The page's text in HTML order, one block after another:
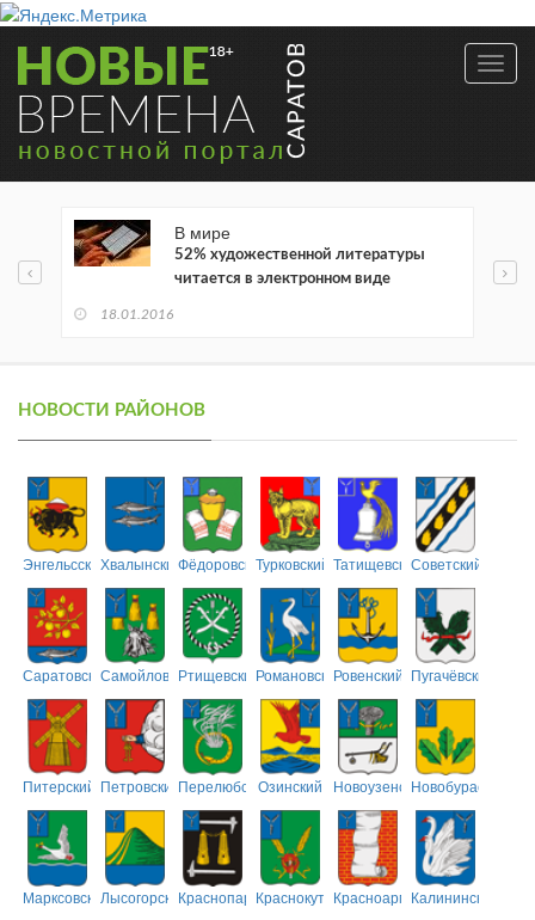
В мире
52% художественной литературы
читается в электронном виде
18.01.2016
НОВОСТИ РАЙОНОВ
ЭнгельсскийХвалынскийФёдоровскийТурковский ТатищевскийСоветский
СаратовскийСамойловскийРтищевскийРомановскийРовенский Пугачёвский
Питерский ПетровскийПерелюбскийОзинский НовоузенскийНовобурасский
МарксовскийЛысогорскийКраснопартизанский
КраснокутскийКрасноармейский
Калининский